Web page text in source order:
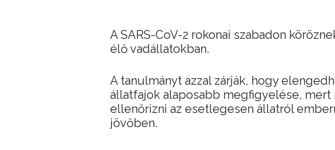
A SARS-CoV-2 rokonai szabadon
élő vadállatokban.
A tanulmányt azzal zárják, hogy
állatfajok alaposabb megfigyelése,
ellenőrizni az esetlegesen állatról
jövőben.